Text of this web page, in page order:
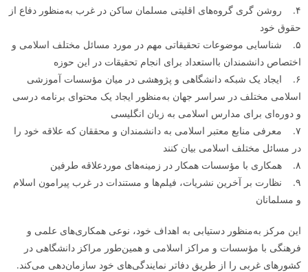
۴. روشن گری گروه‌های اقلیتی مسلمان ساکن در غرب به‌منظور دفاع از
حقوق خود
۵. شناسایی موضوعات تحقیقاتی مهم در مورد مسائل مختلف اسلامی و
اختصاص دانشمندان بااستعداد برای انجام تحقیقات در این حوزه
۶. ایجاد یک شبکه دانشگاهی و پژوهشی در میان مؤسسات آموزشی
اسلامی مختلف در سراسر جهان به‌منظور ایجاد یک محتوای برنامه درسی
و دوره‌ای برای مدارس اسلامی به زبان انگلیسی
۷. معرفی منابع معتبر اسلامی به دانشمندان و محققان که علاقه خود را
در مسائل مختلف اسلامی بیان کنند
۸. همکاری با مؤسسات همکار در زمینه‌های موردعلاقه طرفین
۹. نظارت بر آخرین نشریات، فیلم‌ها و مستندات در غرب پیرامون اسلام
و مسلمانان
این مرکز به‌منظور دستیابی به اهداف خود، نوعی همکاری‌های علمی و
فرهنگی با مؤسسات و مراکز اسلامی و همین‌طور مراکز دانشگاهی در
کشورهای غربی را از طریق دفاتر نمایندگی‌های خود سازمان‌دهی می‌کند.